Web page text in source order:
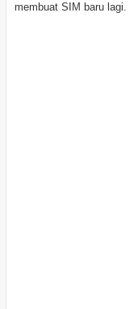
membuat SIM baru lagi.